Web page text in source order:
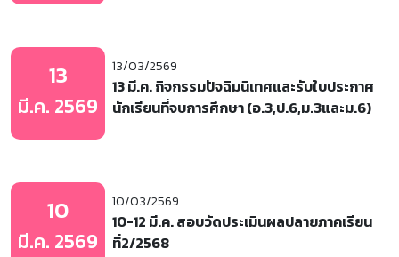
13
มี.ค. 2569
13/03/2569
13 มี.ค. กิจกรรมปัจฉิมนิเทศและรับใบประกาศ
นักเรียนที่จบการศึกษา (อ.3,ป.6,ม.3และม.6)
10
มี.ค. 2569
10/03/2569
10-12 มี.ค. สอบวัดประเมินผลปลายภาคเรียน
ที่2/2568